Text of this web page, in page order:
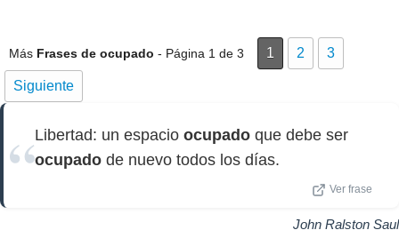
Más Frases de ocupado - Página 1 de 3 1 2 3
Siguiente
Libertad: un espacio ocupado que debe ser
ocupado de nuevo todos los días.
Ver frase
John Ralston Saul